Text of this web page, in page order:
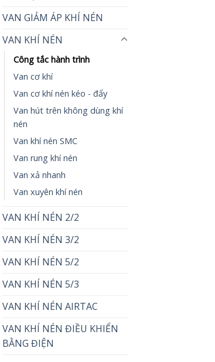
VAN GIẢM ÁP KHÍ NÉN
VAN KHÍ NÉN
Công tắc hành trình
Van cơ khí
Van cơ khí nén kéo - đẩy
Van hút trên không dùng khí
nén
Van khí nén SMC
Van rung khí nén
Van xả nhanh
Van xuyên khí nén
VAN KHÍ NÉN 2/2
VAN KHÍ NÉN 3/2
VAN KHÍ NÉN 5/2
VAN KHÍ NÉN 5/3
VAN KHÍ NÉN AIRTAC
VAN KHÍ NÉN ĐIỀU KHIỂN
BẰNG ĐIỆN